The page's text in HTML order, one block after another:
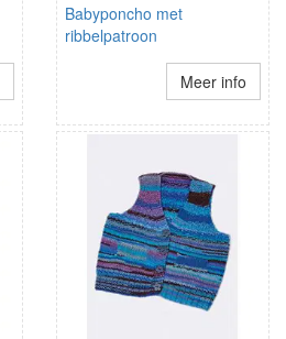
Babyponcho met
ribbelpatroon
Meer info